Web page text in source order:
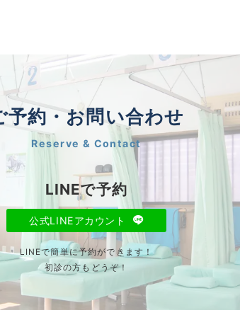
予約・お問い合わせ
Reserve & Contact
LINEで予約
公式LINEアカウント
LINEで簡単に予約ができます！
初診の方もどうぞ！